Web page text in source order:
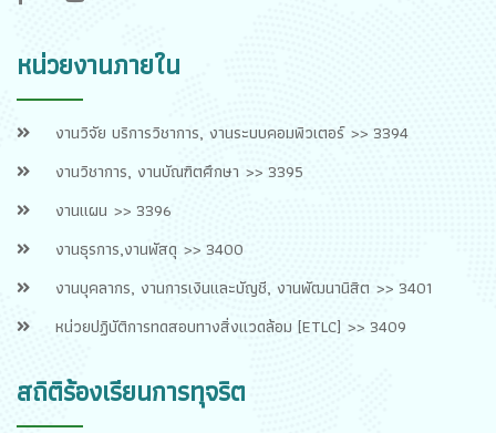
หน่วยงานภายใน
งานวิจัย บริการวิชาการ, งานระบบคอมพิวเตอร์ >> 3394
งานวิชาการ, งานบัณฑิตศึกษา >> 3395
งานแผน >> 3396
งานธุรการ,งานพัสดุ >> 3400
งานบุคลากร, งานการเงินและบัญชี, งานพัฒนานิสิต >> 3401
หน่วยปฏิบัติการทดสอบทางสิ่งแวดล้อม [ETLC] >> 3409
สถิติร้องเรียนการทุจริต